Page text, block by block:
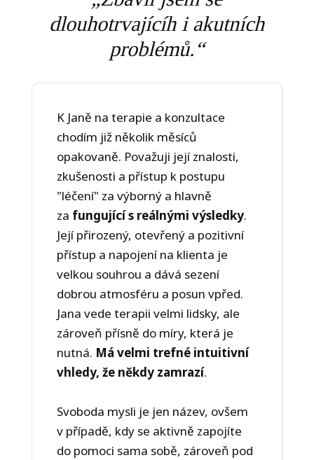
dlouhotrvajícíh i akutních
problémů. “
K Janě na terapie a konzultace
chodím již několik měsíců
opakovaně. Považuji její znalosti,
zkušenosti a přístup k postupu
"léčení" za výborný a hlavně
za fungující s reálnými výsledky.
Její přirozený, otevřený a pozitivní
přístup a napojení na klienta je
velkou souhrou a dává sezení
dobrou atmosféru a posun vpřed.
Jana vede terapii velmi lidsky, ale
zároveň přísně do míry, která je
nutná. Má velmi trefné intuitivní
vhledy, že někdy zamrazí.
Svoboda mysli je jen název, ovšem
v případě, kdy se aktivně zapojíte
do pomoci sama sobě, zároveň pod